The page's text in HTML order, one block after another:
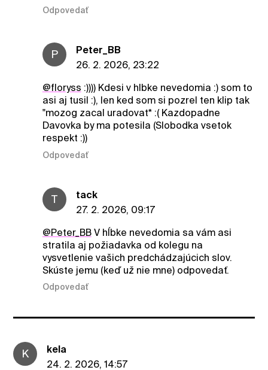
Odpovedať
P
Peter_BB
26. 2. 2026, 23:22
@floryss :)))) Kdesi v hlbke nevedomia :) som to
asi aj tusil :), len ked som si pozrel ten klip tak
"mozog zacal uradovat* :( Kazdopadne
Davovka by ma potesila (Slobodka vsetok
respekt :))
Odpovedať
T
tack
27. 2. 2026, 09:17
@Peter_BBV hĺbke nevedomia sa vám asi
stratila aj požiadavka od kolegu na
vysvetlenie vašich predchádzajúcich slov.
Skúste jemu (keď už nie mne) odpovedať.
Odpovedať
K
kela
24. 2. 2026, 14:57